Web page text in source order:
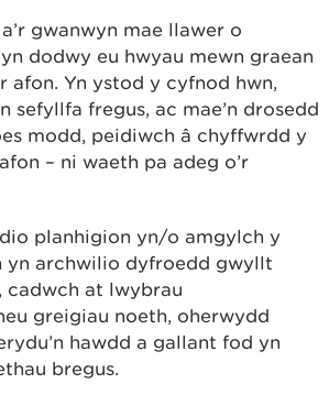
gwanwyn mae llawer o
dodwy eu hwyau mewn graean
afon. Yn ystod y cyfnod hwn,
sefyllfa fregus, ac mae’n drosedd
modd, peidiwch â chyffwrdd y
– ni waeth pa adeg o’r
planhigion yn/o amgylch y
yn archwilio dyfroedd gwyllt
cadwch at lwybrau
greigiau noeth, oherwydd
hawdd a gallant fod yn
bregus.